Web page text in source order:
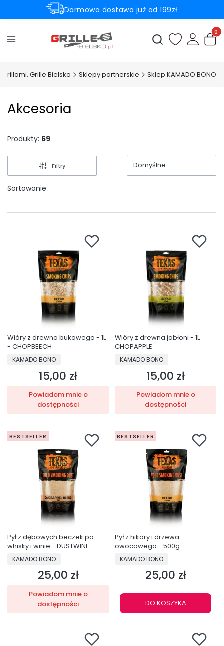
Darmowa dostawa już od 199zł
Otwórz
Grille Bielsko Sklepy partnerskie Sklep KAMADO BONO
Akcesoria
Produkty: 69
Filtry
Sortowanie:
Domyślne
Wióry z drewna bukowego - 1L
- CHOPBEECH
PRODUCENT
KAMADO BONO
Cena
15,00 zł
Powiadom mnie o
dostępności
Wióry z drewna jabłoni - 1L
CHOPAPPLE
PRODUCENT
KAMADO BONO
Cena
15,00 zł
Powiadom mnie o
dostępności
BESTSELLER
Pył z dębowych beczek po
whisky i winie - DUSTWINE
PRODUCENT
KAMADO BONO
Cena
25,00 zł
Powiadom mnie o
dostępności
BESTSELLER
Pył z hikory i drzewa
owocowego - 500g -
DUSTHICK
PRODUCENT
KAMADO BONO
Cena
25,00 zł
DO KOSZYKA